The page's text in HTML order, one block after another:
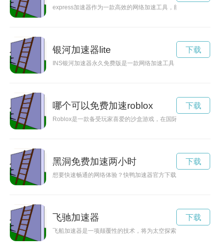
express加速器作为一款高效的网络加速工具，能够帮助用户提
银河加速器lite
INS银河加速器永久免费版是一款网络加速工具，让用户享有
下载
哪个可以免费加速roblox
Roblox是一款备受玩家喜爱的沙盒游戏，在国际服中玩家互动
下载
黑洞免费加速两小时
想要快速畅通的网络体验？快鸭加速器官方下载帮您解决！快
下载
飞驰加速器
飞船加速器是一项颠覆性的技术，将为太空探索开辟新的篇章
下载